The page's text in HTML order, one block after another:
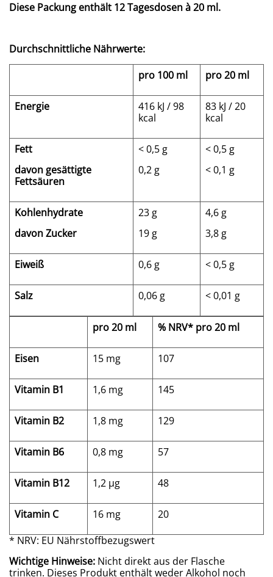
Diese Packung enthält 12 Tagesdosen à 20 ml.
Durchschnittliche Nährwerte:
pro 100 ml
pro 20 ml
Energie
416 kJ / 98
kcal
83 kJ / 20
kcal
Fett
davon gesättigte
Fettsäuren
< 0,5 g
0,2 g
< 0,5 g
< 0,1 g
Kohlenhydrate
davon Zucker
23 g
19 g
4,6 g
3,8 g
Eiweiß 0,6 g < 0,5 g
Salz 0,06 g < 0,01 g
pro 20 ml % NRV* pro 20 ml
Eisen 15 mg 107
Vitamin B1 1,6 mg 145
Vitamin B2 1,8 mg 129
Vitamin B6 0,8 mg 57
Vitamin B12 1,2 µg 48
Vitamin C 16 mg
20
* NRV: EU Nährstoffbezugswert
Wichtige Hinweise: Nicht direkt aus der Flasche
trinken. Dieses Produkt enthält weder Alkohol noch